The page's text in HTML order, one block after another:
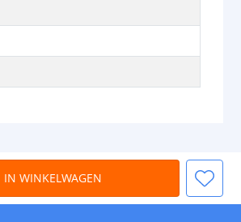
IN WINKELWAGEN